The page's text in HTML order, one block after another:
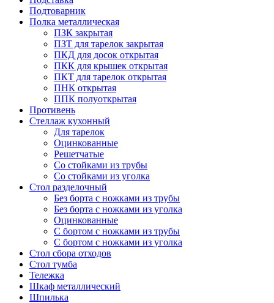
Подтоварник
Полка металлическая
ПЗК закрытая
ПЗТ для тарелок закрытая
ПКД для досок открытая
ПКК для крышек открытая
ПКТ для тарелок открытая
ПНК открытая
ППК полуоткрытая
Противень
Стеллаж кухонный
Для тарелок
Оцинкованные
Решетчатые
Со стойками из трубы
Со стойками из уголка
Стол разделочный
Без борта с ножками из трубы
Без борта с ножками из уголка
Оцинкованные
С бортом с ножками из трубы
С бортом с ножками из уголка
Стол сбора отходов
Стол тумба
Тележка
Шкаф металлический
Шпилька